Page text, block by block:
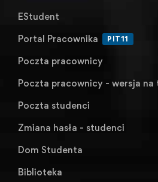
EStudent
Portal Pracownika
PIT11
Poczta pracownicy
Poczta pracownicy - wersja na
Poczta studenci
Zmiana hasła - studenci
Dom Studenta
Biblioteka